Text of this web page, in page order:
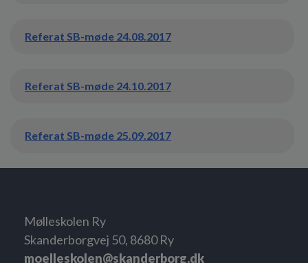
Referat SB-møde 24.08.2017
Referat SB-møde 24.10.2017
Referat SB-møde 25.09.2017
Mølleskolen Ry
Skanderborgvej 50, 8680 Ry
moelleskolen@skanderborg.dk